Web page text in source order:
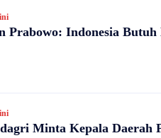
Prabowo: Indonesia
Minta Kepala Daerah